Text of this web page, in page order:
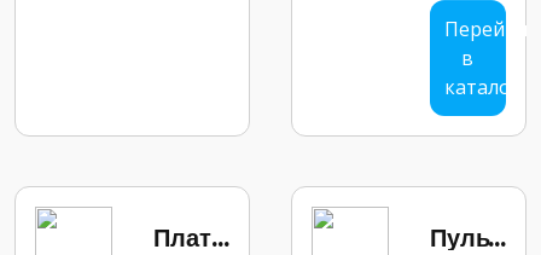
Перейти
в
каталог
Платы расширения ONI и INSTART Пульты управления INSTART и ONI